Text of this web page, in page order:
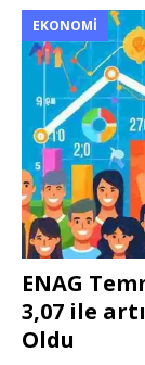
EKONOMI
ENAG
3,07 ile
Oldu